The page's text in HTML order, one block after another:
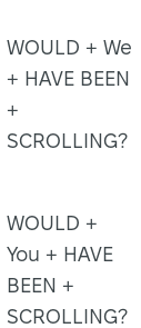
WOULD + We
+ HAVE BEEN
+
SCROLLING?
WOULD +
You + HAVE
BEEN +
SCROLLING?